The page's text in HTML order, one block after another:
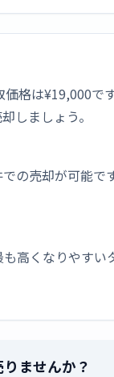
格は¥19,000で
しましょう。
の売却が可能で
高くなりやすい
ませんか？